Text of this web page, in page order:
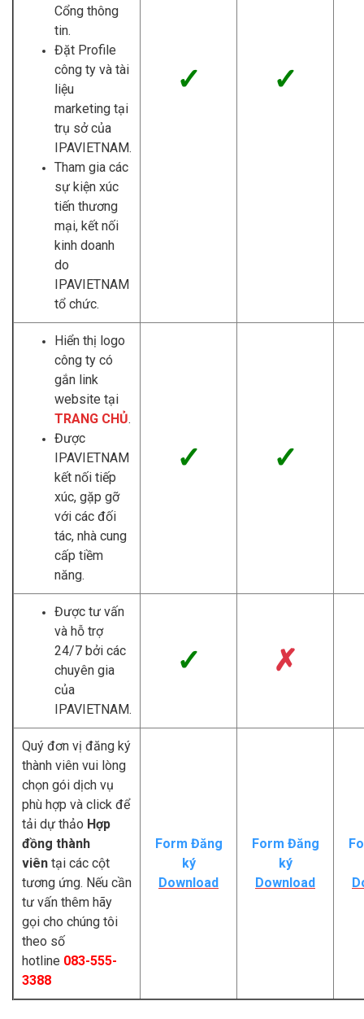
Cổng thông
tin.
Đặt Profile
công ty và tài
liệu
marketing tại
trụ sở của
IPAVIETNAM.
Tham gia các
sự kiện xúc
tiến thương
mại, kết nối
kinh doanh
do
IPAVIETNAM
tổ chức.
✓ ✓
Hiển thị logo
công ty có
gắn link
website tại
TRANG CHỦ.
Được
IPAVIETNAM
kết nối tiếp
xúc, gặp gỡ
với các đối
tác, nhà cung
cấp tiềm
năng.
✓ ✓
Được tư vấn
và hỗ trợ
24/7 bởi các
chuyên gia
của
IPAVIETNAM.
✓ ✗
Quý đơn vị đăng ký
thành viên vui lòng
chọn gói dịch vụ
phù hợp và click để
tải dự thảo Hợp
đồng thành
viên tại các cột
tương ứng. Nếu cần
tư vấn thêm hãy
gọi cho chúng tôi
theo số
hotline 083-555-
3388
Form Đăng
ký
Download
Form Đăng
ký
Download